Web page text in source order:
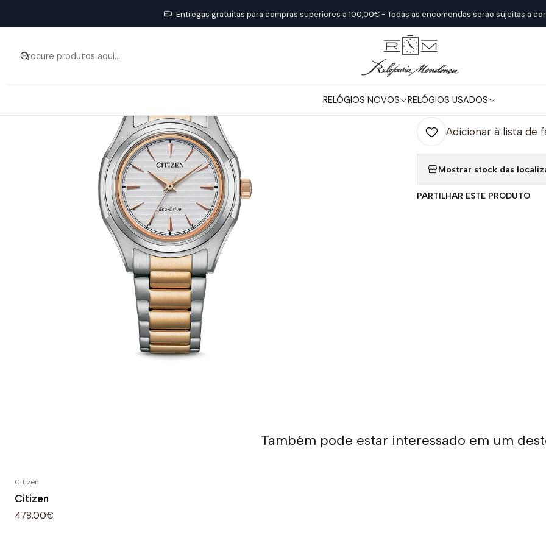
RELÓGIOS NOVOS RELÓGIOS USADOS
Entregas gratuitas para compras superiores a 100,00€ - Todas as encomendas serão sujeitas a
Início Relógios Novos Citizen Citizen
|
Citizen
Quantidade
Adicionar à lista de
Mostrar stock das
PARTILHAR ESTE PRODUTO
Também pode estar interessado em um
Citizen
Citizen
478.00€